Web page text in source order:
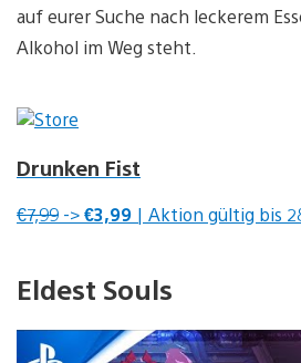
auf eurer Suche nach leckerem
Alkohol im Weg steht.
Drunken Fist
€7,99 ->€3,99 | Aktion gültig bis
Eldest Souls